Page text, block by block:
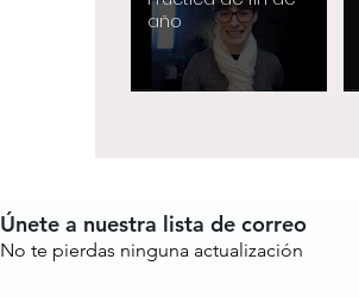
año
Únete a nuestra lista de correo
No te pierdas ninguna actualización